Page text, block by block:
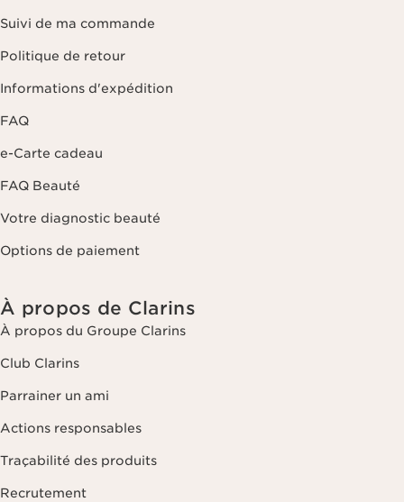
Suivi de ma commande
Politique de retour
Informations d'expédition
FAQ
e-Carte cadeau
FAQ Beauté
Votre diagnostic beauté
Options de paiement
À propos de Clarins
À propos du Groupe Clarins
Club Clarins
Parrainer un ami
Actions responsables
Traçabilité des produits
Recrutement